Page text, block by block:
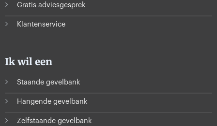
Gratis adviesgesprek
Klantenservice
Ik wil een
Staande gevelbank
Hangende gevelbank
Zelfstaande gevelbank